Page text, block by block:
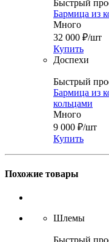
Быстрый
Бармица из
Много
32 000 ₽/шт
Купить
Доспехи
Быстрый
Бармица из
кольцами
Много
9 000 ₽/шт
Купить
Похожие товары
Шлемы
Быстрый